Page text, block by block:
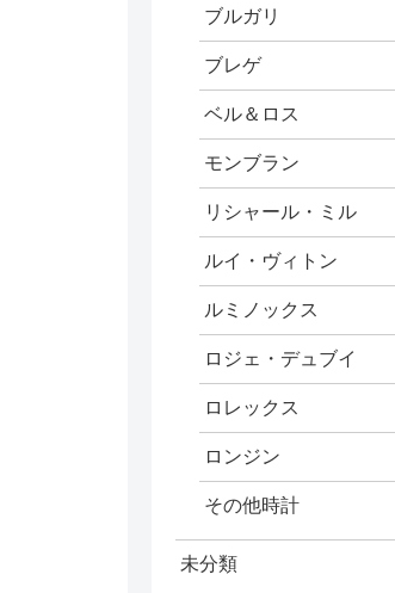
ブルガリ
ブレゲ
ベル＆ロス
モンブラン
リシャール・ミル
ルイ・ヴィトン
ルミノックス
ロジェ・デュブイ
ロレックス
ロンジン
その他時計
未分類